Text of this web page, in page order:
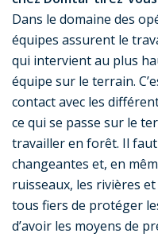
Dans le domaine des
équipes assurent le
qui intervient au plus
équipe sur le terrain.
contact avec les
ce qui se passe sur le
travailler en forêt. Il faut
changeantes et, en
ruisseaux, les rivières
tous fiers de protéger
d’avoir les moyens de